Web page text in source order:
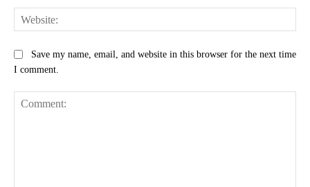
Save my name, email, and website in this browser for the next time
I comment.